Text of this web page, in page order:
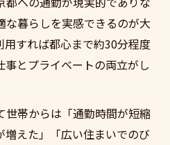
暮らしを実感できるのが大
用すれば都心まで約30分程度
とプライベートの両立がし
世帯からは「通勤時間が短縮
えた」「広い住まいでのび